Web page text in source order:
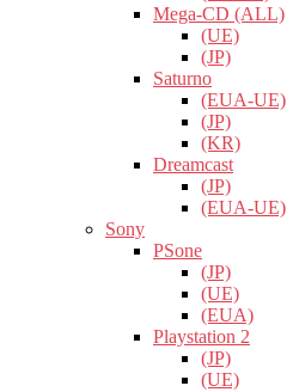
Mega-CD (ALL)
(UE)
(JP)
Saturno
(EUA-UE)
(JP)
(KR)
Dreamcast
(JP)
(EUA-UE)
Sony
PSone
(JP)
(UE)
(EUA)
Playstation 2
(JP)
(UE)